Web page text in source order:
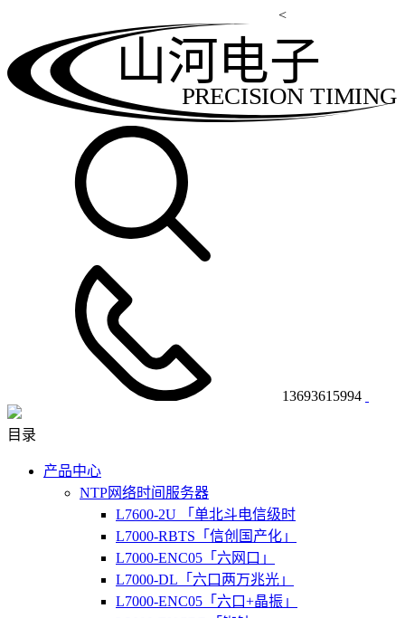
<
PRECISION TIMING
山河电子
13693615994
目录
产品中心
NTP网络时间服务器
L7600-2U 「单北斗电信级时
L7000-RBTS「信创国产化」
L7000-ENC05「六网口」
L7000-DL「六口两万兆光」
L7000-ENC05「六口+晶振」